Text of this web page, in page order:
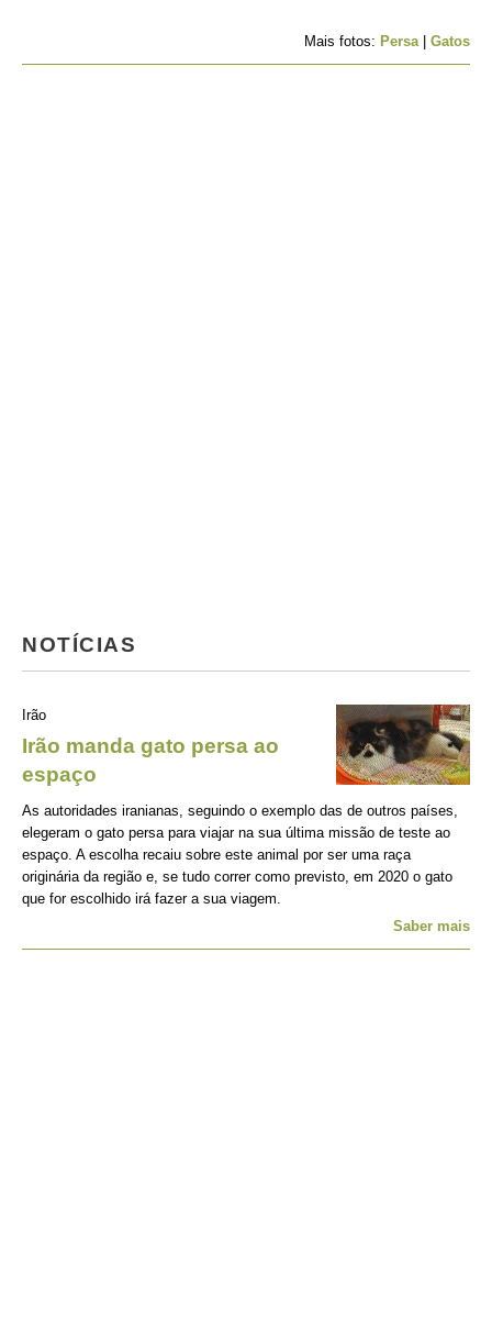
Mais fotos: Persa| Gatos
NOTÍCIAS
Irão
Irão manda gato persa ao
espaço
As autoridades iranianas, seguindo o exemplo das de outros países,
elegeram o gato persa para viajar na sua última missão de teste ao
espaço. A escolha recaiu sobre este animal por ser uma raça
originária da região e, se tudo correr como previsto, em 2020 o gato
que for escolhido irá fazer a sua viagem.
Saber mais